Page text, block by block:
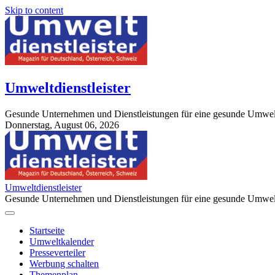
Skip to content
Umweltdienstleister
Gesunde Unternehmen und Dienstleistungen für eine gesunde
Donnerstag, August 06, 2026
StuttgartApotheke.com
Umweltdienstleister
Gesunde Unternehmen und Dienstleistungen für eine gesunde
Startseite
Umweltkalender
Presseverteiler
Werbung schalten